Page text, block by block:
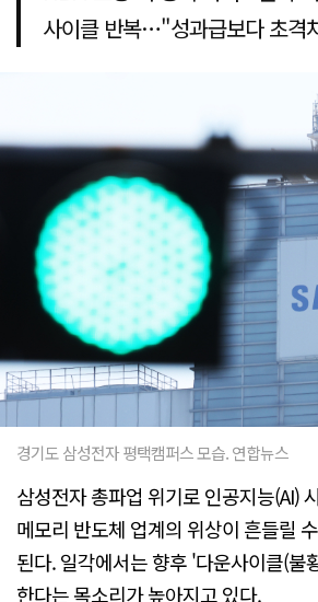
사이클 반복…"성과급보다 초격
경기도 삼성전자 평택캠퍼스 모습. 연합뉴스
삼성전자 총파업 위기로 인공지능(AI)
메모리 반도체 업계의 위상이 흔들릴
된다. 일각에서는 향후 '다운사이클(불
한다는 목소리가 높아지고 있다.